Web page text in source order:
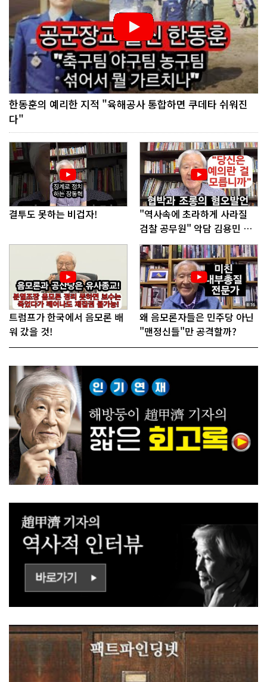
한동훈의 예리한 지적 "육해공사 통합하면 쿠데타 쉬워진
다"
결투도 못하는 비겁자!
"역사속에 초라하게 사라질
검찰 공무원" 악담 김용민 의
원에게!
트럼프가 한국에서 음모론 배
워 갔을 것!
왜 음모론자들은 민주당 아닌
"맨정신들"만 공격할까?